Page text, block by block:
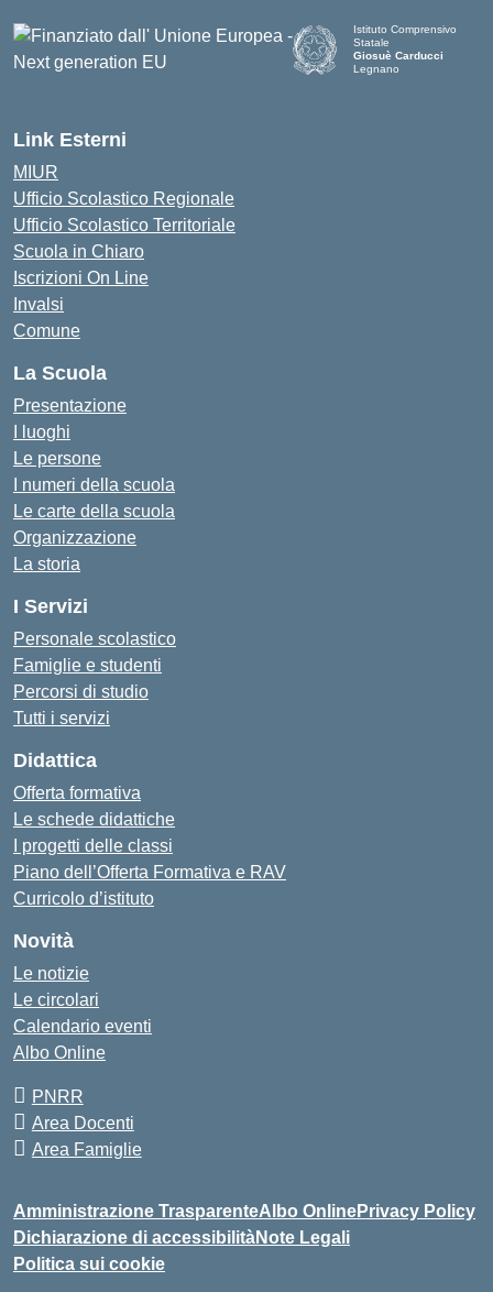
Istituto Comprensivo
Statale
Giosuè Carducci
Legnano
Link Esterni
MIUR
Ufficio Scolastico Regionale
Ufficio Scolastico Territoriale
Scuola in Chiaro
Iscrizioni On Line
Invalsi
Comune
La Scuola
Presentazione
I luoghi
Le persone
I numeri della scuola
Le carte della scuola
Organizzazione
La storia
I Servizi
Personale scolastico
Famiglie e studenti
Percorsi di studio
Tutti i servizi
Didattica
Offerta formativa
Le schede didattiche
I progetti delle classi
Piano dell’Offerta Formativa e RAV
Curricolo d’istituto
Novità
Le notizie
Le circolari
Calendario eventi
Albo Online
PNRR
Area Docenti
Area Famiglie
Amministrazione TrasparenteAlbo OnlinePrivacy Policy
Dichiarazione di accessibilitàNote Legali
Politica sui cookie